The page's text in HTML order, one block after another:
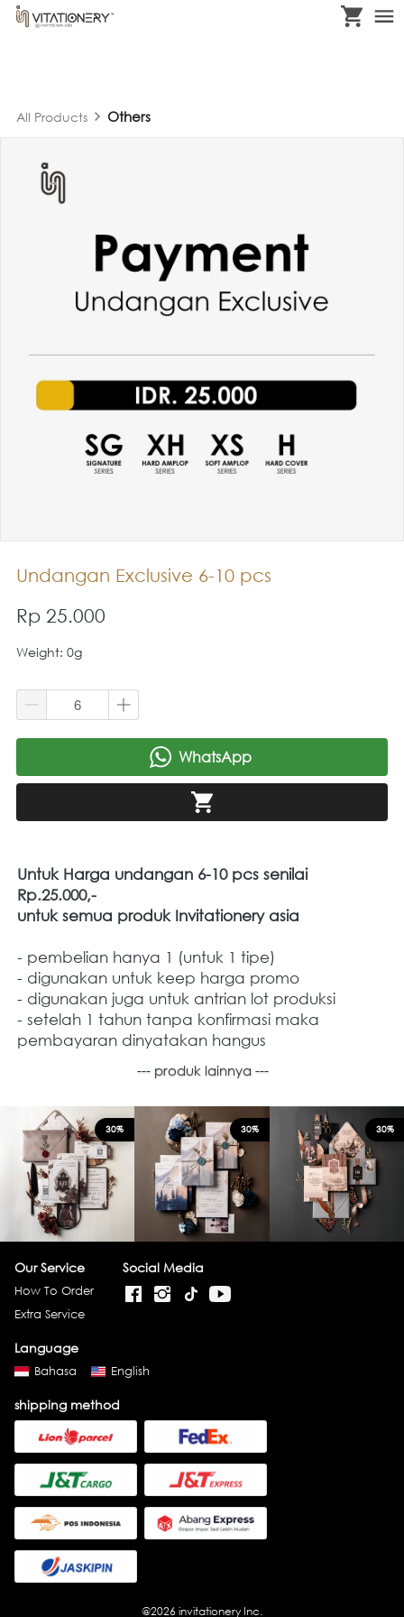
All Products Others
Undangan Exclusive 6-10 pcs
Rp 25.000
Weight: 0g
` WhatsApp
`
Untuk Harga undangan 6-10 pcs senilai
Rp.25.000,-
untuk semua produk Invitationery asia
- pembelian hanya 1 (untuk 1 tipe)
- digunakan untuk keep harga promo
- digunakan juga untuk antrian lot produksi
- setelah 1 tahun tanpa konfirmasi maka
pembayaran dinyatakan hangus
--- produk lainnya ---
30% 30% 30%
Our Service
How To Order
Extra Service
Social Media
Language
Bahasa English
shipping method
@2026 invitationery Inc.